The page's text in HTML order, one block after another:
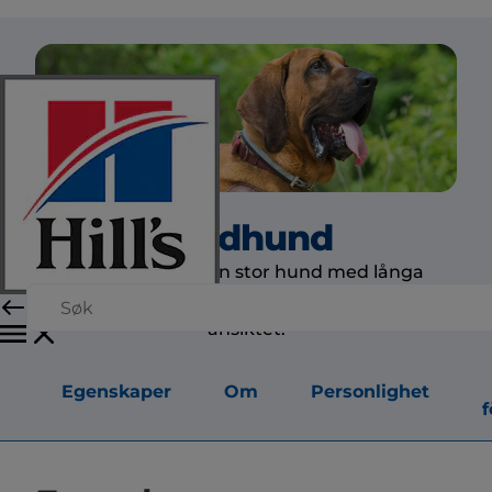
Blodhund
Blodhunden är en stor hund med långa
hängande öron och rynkig hud, särskilt i
ansiktet.
Egenskaper Om
Personlighet